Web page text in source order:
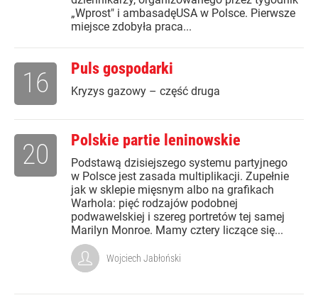
„Wprost" i ambasadęUSA w Polsce. Pierwsze
miejsce zdobyła praca...
Puls gospodarki
Kryzys gazowy – część druga
16
Polskie partie leninowskie
Podstawą dzisiejszego systemu partyjnego
w Polsce jest zasada multiplikacji. Zupełnie
jak w sklepie mięsnym albo na grafikach
Warhola: pięć rodzajów podobnej
podwawelskiej i szereg portretów tej samej
Marilyn Monroe. Mamy cztery liczące się...
20
Wojciech Jabłoński